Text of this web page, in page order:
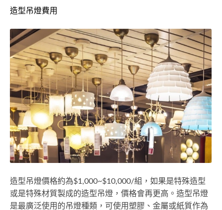
造型吊燈費用
造型吊燈價格約為$1,000~$10,000/組，如果是特殊造型
或是特殊材質製成的造型吊燈，價格會再更高。造型吊燈
是最廣泛使用的吊燈種類，可使用塑膠、金屬或紙質作為